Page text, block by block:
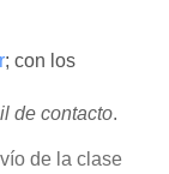
; con los
de contacto.
de la clase